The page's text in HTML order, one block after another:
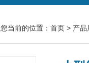
您当前的位置： 首页 > 产品